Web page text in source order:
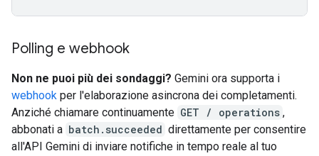
Polling e webhook
Non ne puoi più dei sondaggi? Gemini ora supporta i
webhook per l'elaborazione asincrona dei completamenti.
Anziché chiamare continuamente GET / operations ,
abbonati a batch.succeeded direttamente per consentire
all'API Gemini di inviare notifiche in tempo reale al tuo